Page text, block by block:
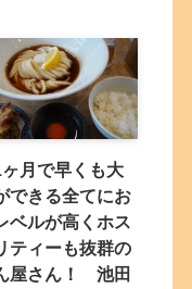
月で早くも大
できる全てにお
ベルが高くホス
ティーも抜群の
屋さん！ 池田